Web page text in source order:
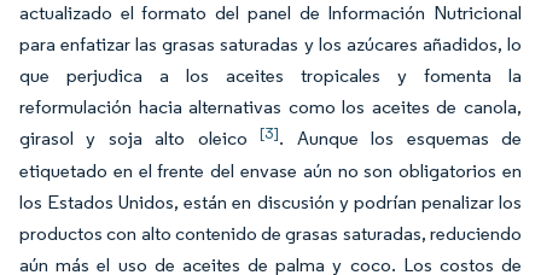
actualizado el formato del panel de Información Nutricional
para enfatizar las grasas saturadas y los azúcares añadidos, lo
que perjudica a los aceites tropicales y fomenta la
reformulación hacia alternativas como los aceites de canola,
girasol y soja alto oleico[3]. Aunque los esquemas de
etiquetado en el frente del envase aún no son obligatorios en
los Estados Unidos, están en discusión y podrían penalizar los
productos con alto contenido de grasas saturadas, reduciendo
aún más el uso de aceites de palma y coco. Los costos de